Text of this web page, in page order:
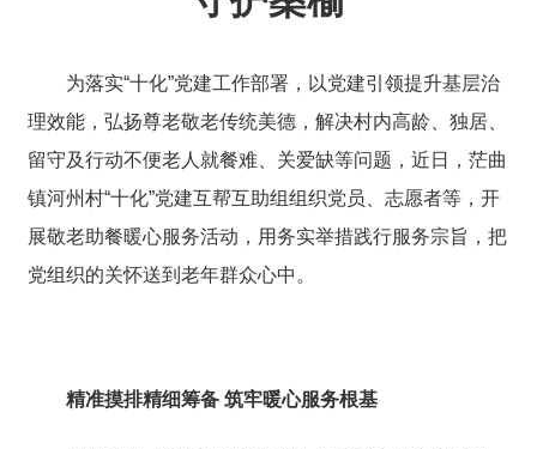
为落实“十化”党建工作部署，以党建引领提升基层治
理效能，弘扬尊老敬老传统美德，解决村内高龄、独居、
留守及行动不便老人就餐难、关爱缺等问题，近日，茫曲
镇河州村“十化”党建互帮互助组组织党员、志愿者等，开
展敬老助餐暖心服务活动，用务实举措践行服务宗旨，把
党组织的关怀送到老年群众心中。
精准摸排精细筹备 筑牢暖心服务根基